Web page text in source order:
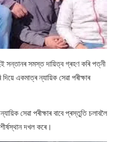
সন্তানৰ সমস্ত দায়িত্ব গ্ৰহণ কৰি পত্নী
একমাত্ৰ ন্যায়িক সেৱা পৰীক্ষাৰ
সেৱা পৰীক্ষাৰ বাবে প্ৰস্তুতি চলাবলৈ
দখল কৰে।